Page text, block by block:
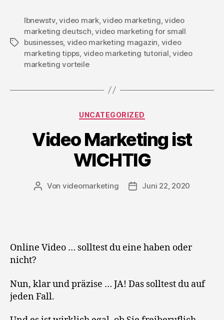
Schlagwörter
lbnewstv,video mark,video marketing,video
marketing deutsch,video marketing for small
businesses, video marketing magazin, video
marketing tipps, video marketing tutorial,video
marketing vorteile
Kategorien
UNCATEGORIZED
Video Marketing ist
WICHTIG
Beitragsautor
Von videomarketing Beitragsdatum
Juni 22, 2020
Online Video … solltest du eine haben oder
nicht?
Nun, klar und präzise … JA! Das solltest du auf
jeden Fall.